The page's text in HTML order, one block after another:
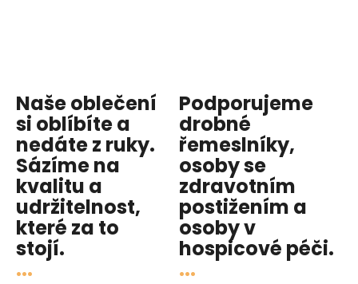
Naše oblečení
si oblíbíte a
nedáte z ruky.
Sázíme na
kvalitu a
udržitelnost,
které za to
stojí.
...
Podporujeme
drobné
řemeslníky,
osoby se
zdravotním
postižením a
osoby v
hospicové péči.
...